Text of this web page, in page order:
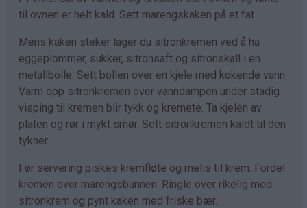
til ovnen er helt kald. Sett marengskaken på et fat.
Mens kaken steker lager du sitronkremen ved å ha
eggeplommer, sukker, sitronsaft og sitronskall i en
metallbolle. Sett bollen over en kjele med kokende vann.
Varm opp sitronkremen over vanndampen under stadig
visping til kremen blir tykk og kremete. Ta kjelen av
platen og rør i mykt smør. Sett sitronkremen kaldt til den
tykner.
Før servering piskes kremfløte og melis til krem. Fordel
kremen over marengsbunnen. Ringle over rikelig med
sitronkrem og pynt kaken med friske bær.